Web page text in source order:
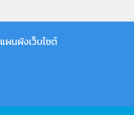
แผนผังเว็บไซต์